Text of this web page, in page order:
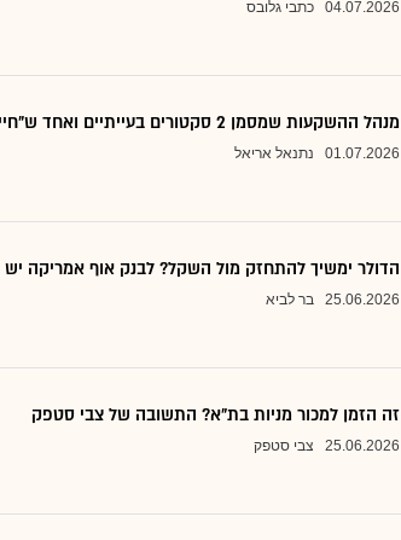
04.07.2026 כתבי גלובס
מנהל ההשקעות שמסמן 2 סקטורים בעייתיים ואחד ש"חייבים להיות בו"
01.07.2026 נתנאל אריאל
הדולר ימשיך להתחזק מול השקל? לבנק אוף אמריקה
25.06.2026 בר לביא
זה הזמן למכור מניות בת"א? התשובה של צבי סטפק
25.06.2026 צבי סטפק